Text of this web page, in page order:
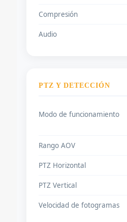
Compresión
Audio
PTZ Y DETECCIÓN
Modo de funcionamiento
Rango AOV
PTZ Horizontal
PTZ Vertical
Velocidad de fotogramas